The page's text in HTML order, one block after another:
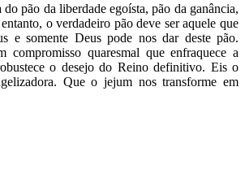
pão da liberdade egoísta, pão da ganância,
o verdadeiro pão deve ser aquele que
e somente Deus pode nos dar deste pão.
compromisso quaresmal que enfraquece a
o desejo do Reino definitivo. Eis o
Que o jejum nos transforme em